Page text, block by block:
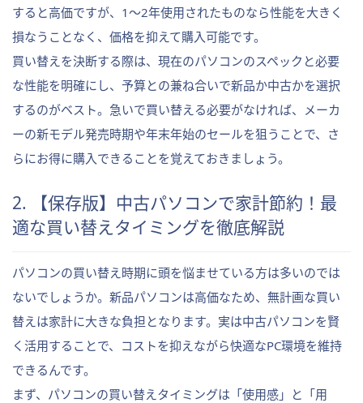
すると高価ですが、1〜2年使用されたものなら性能を大きく
損なうことなく、価格を抑えて購入可能です。
買い替えを決断する際は、現在のパソコンのスペックと必要
な性能を明確にし、予算との兼ね合いで新品か中古かを選択
するのがベスト。急いで買い替える必要がなければ、メーカ
ーの新モデル発売時期や年末年始のセールを狙うことで、さ
らにお得に購入できることを覚えておきましょう。
2. 【保存版】中古パソコンで家計節約！最
適な買い替えタイミングを徹底解説
パソコンの買い替え時期に頭を悩ませている方は多いのでは
ないでしょうか。新品パソコンは高価なため、無計画な買い
替えは家計に大きな負担となります。実は中古パソコンを賢
く活用することで、コストを抑えながら快適なPC環境を維持
できるんです。
まず、パソコンの買い替えタイミングは「使用感」と「用